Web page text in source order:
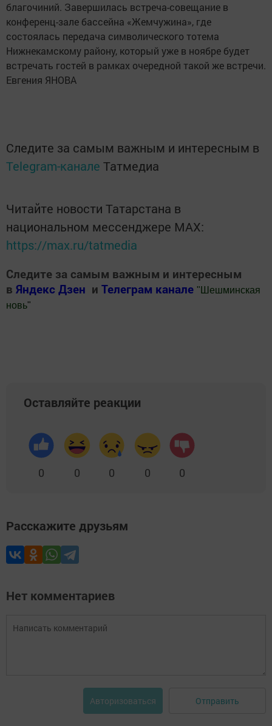
благочиний. Завершилась встреча-совещание в
конференц-зале бассейна «Жемчужина», где
состоялась передача символического тотема
Нижнекамскому району, который уже в ноябре будет
встречать гостей в рамках очередной такой же встречи.
Евгения ЯНОВА
Следите за самым важным и интересным в
Telegram-канале Татмедиа
Читайте новости Татарстана в
национальном мессенджере MАХ:
https://max.ru/tatmedia
Следите за самым важным и интересным
в Яндекс Дзен и Телеграм канале " Шешминская
новь"
Оставляйте реакции
0 0 0 0 0
Расскажите друзьям
Нет комментариев
Авторизоваться Отправить